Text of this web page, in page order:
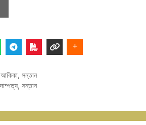
আকিকা, সন্তান
, সন্তান